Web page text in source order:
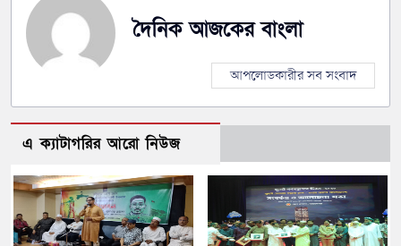
দৈনিক আজকের বাংলা
আপলোডকারীর সব সংবাদ
এ ক্যাটাগরির আরো নিউজ